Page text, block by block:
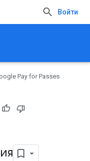
Войти
Pay for Passes